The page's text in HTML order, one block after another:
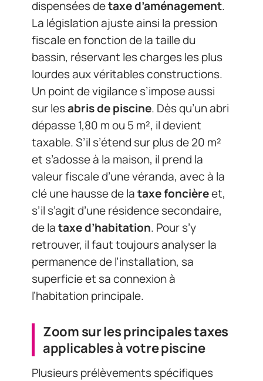
dispensées detaxe d’aménagement.
La législation ajuste ainsi la pression
fiscale en fonction de la taille du
bassin, réservant les charges les plus
lourdes aux véritables constructions.
Un point de vigilance s’impose aussi
sur lesabris de piscine. Dès qu’un abri
dépasse 1,80 m ou 5 m², il devient
taxable. S’il s’étend sur plus de 20 m²
et s’adosse à la maison, il prend la
valeur fiscale d’une véranda, avec à la
clé une hausse de lataxe foncièreet,
s’il s’agit d’une résidence secondaire,
de lataxe d’habitation. Pour s’y
retrouver, il faut toujours analyser la
permanence de l’installation, sa
superficie et sa connexion à
l’habitation principale.
Zoom sur les principales taxes
applicables à votre piscine
Plusieurs prélèvements spécifiques